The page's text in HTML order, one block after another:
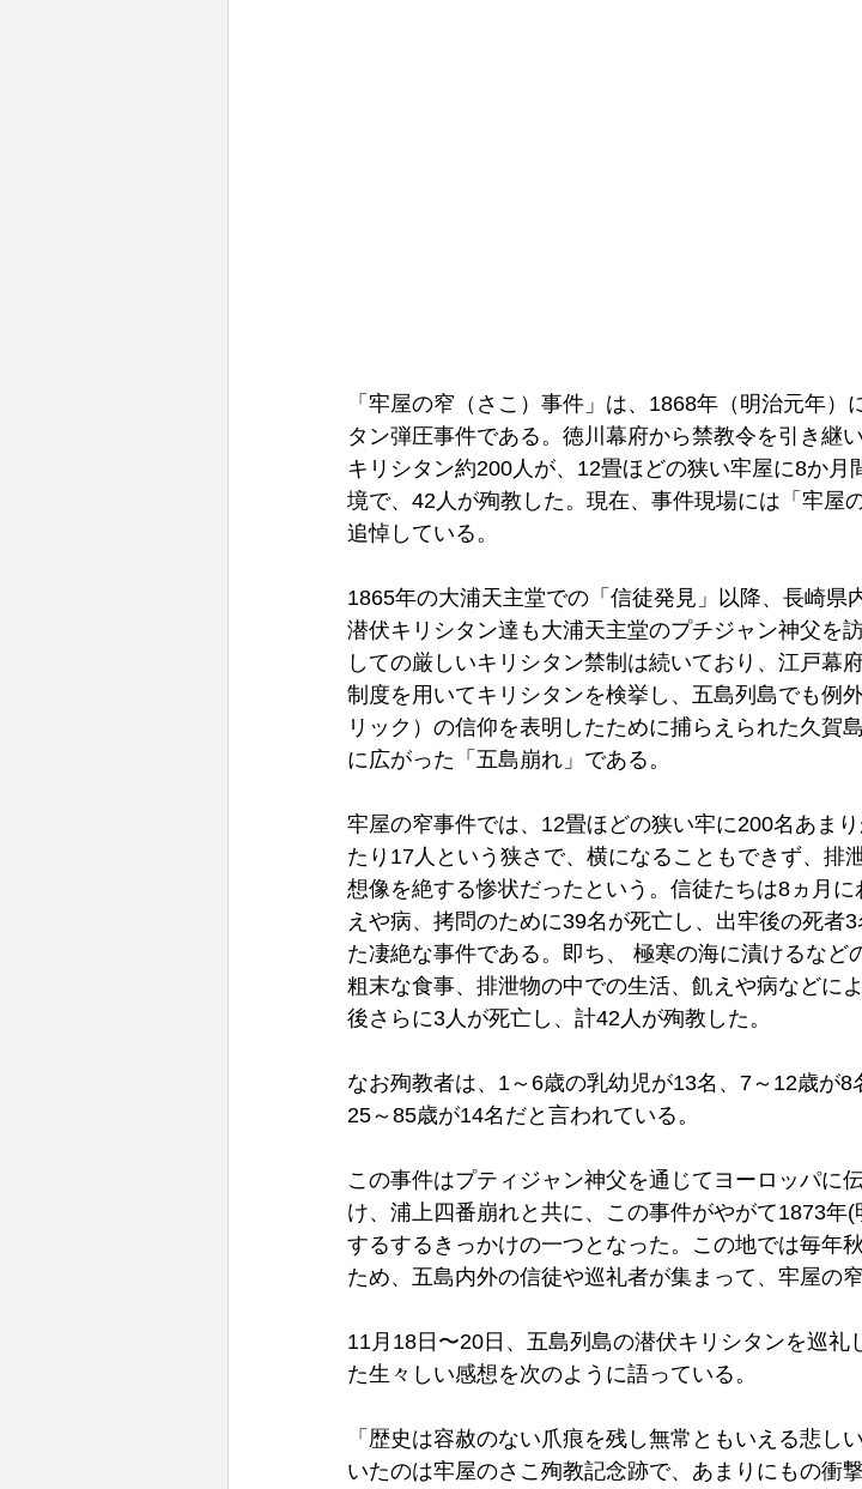
「牢屋の窄（さこ）事件」は、1868年（明治元年
タン弾圧事件である。徳川幕府から禁教令を引き継
キリシタン約200人が、12畳ほどの狭い牢屋に8か
境で、42人が殉教した。現在、事件現場には「牢屋
追悼している。
1865年の大浦天主堂での「信徒発見」以降、長崎県
潜伏キリシタン達も大浦天主堂のプチジャン神父を
しての厳しいキリシタン禁制は続いており、江戸幕
制度を用いてキリシタンを検挙し、五島列島でも例
リック）の信仰を表明したために捕らえられた久賀
に広がった「五島崩れ」である。
牢屋の窄事件では、12畳ほどの狭い牢に200名あま
たり17人という狭さで、横になることもできず、排
想像を絶する惨状だったという。信徒たちは8ヵ月
えや病、拷問のために39名が死亡し、出牢後の死者
た凄絶な事件である。即ち、 極寒の海に漬けるなど
粗末な食事、排泄物の中での生活、飢えや病などに
後さらに3人が死亡し、計42人が殉教した。
なお殉教者は、1～6歳の乳幼児が13名、7～12歳が8
25～85歳が14名だと言われている。
この事件はプティジャン神父を通じてヨーロッパに
け、浦上四番崩れと共に、この事件がやがて1873年
するするきっかけの一つとなった。この地では毎年
ため、五島内外の信徒や巡礼者が集まって、牢屋の
11月18日〜20日、五島列島の潜伏キリシタンを巡礼
た生々しい感想を次のように語っている。
「歴史は容赦のない爪痕を残し無常ともいえる悲し
いたのは牢屋のさこ殉教記念跡で、あまりにもの衝